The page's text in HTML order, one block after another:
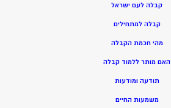
קבלה לעם ישראל
קבלה למתחילים
מהי חכמת הקבלה
האם מותר ללמוד קבלה
תודעה ומודעות
משמעות החיים